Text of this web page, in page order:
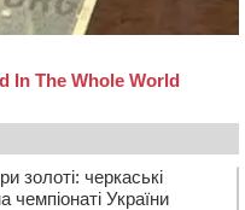
золоті: черкаські
України